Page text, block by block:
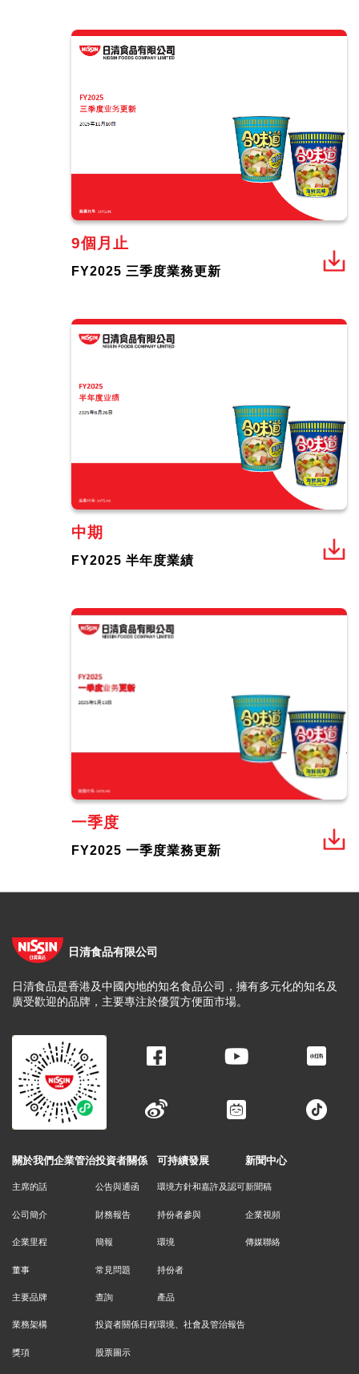
9個月止
FY2025 三季度業務更新
中期
FY2025 半年度業績
一季度
FY2025 一季度業務更新
日清食品有限公司
日清食品是香港及中國內地的知名食品公司，擁有多元化的知名及
廣受歡迎的品牌，主要專注於優質方便面市場。
關於我們
主席的話
公司簡介
企業里程
董事
主要品牌
業務架構
獎項
企業管治投資者關係
公告與通函
財務報告
簡報
常見問題
查詢
投資者關係日程
股票圖示
可持續發展
環境方針和嘉許及認可
持份者參與
環境
持份者
產品
環境、社會及管治報告
新聞中心
新聞稿
企業視頻
傳媒聯絡